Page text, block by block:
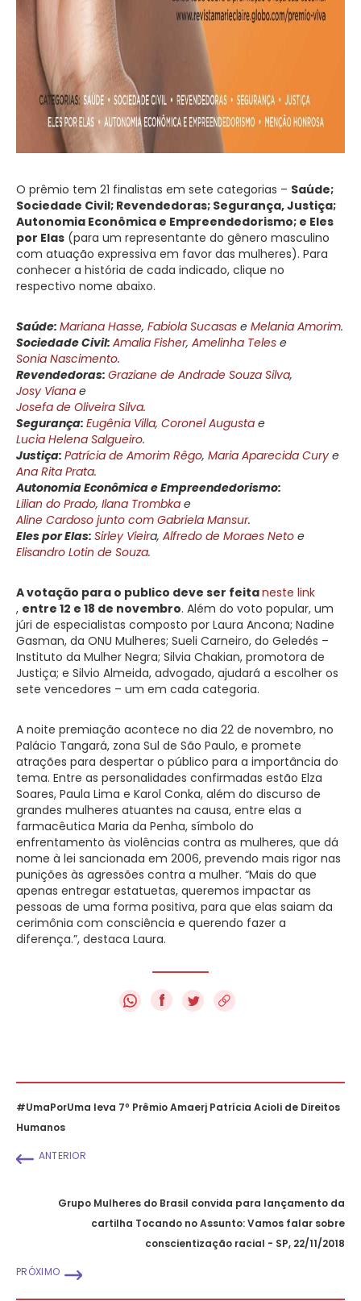
O prêmio tem 21 finalistas em sete categorias – Saúde;
Sociedade Civil; Revendedoras; Segurança, Justiça;
Autonomia Econômica e Empreendedorismo; e Eles
por Elas (para um representante do gênero masculino
com atuação expressiva em favor das mulheres). Para
conhecer a história de cada indicado, clique no
respectivo nome abaixo.
Saúde: Mariana Hasse, Fabiola Sucasas e Melania Amorim.
Sociedade Civil: Amalia Fisher, Amelinha Teles e
Sonia Nascimento.
Revendedoras: Graziane de Andrade Souza Silva,
Josy Viana e
Josefa de Oliveira Silva.
Segurança: Eugênia Villa, Coronel Augusta e
Lucia Helena Salgueiro.
Justiça: Patrícia de Amorim Rêgo, Maria Aparecida Cury e
Ana Rita Prata.
Autonomia Econômica e Empreendedorismo:
Lilian do Prado, Ilana Trombka e
Aline Cardoso junto com Gabriela Mansur.
Eles por Elas: Sirley Vieira, Alfredo de Moraes Neto e
Elisandro Lotin de Souza.
A votação para o publico deve ser feitaneste link
, entre 12 e 18 de novembro. Além do voto popular, um
júri de especialistas composto por Laura Ancona; Nadine
Gasman, da ONU Mulheres; Sueli Carneiro, do Geledés –
Instituto da Mulher Negra; Silvia Chakian, promotora de
Justiça; e Silvio Almeida, advogado, ajudará a escolher os
sete vencedores – um em cada categoria.
A noite premiação acontece no dia 22 de novembro, no
Palácio Tangará, zona Sul de São Paulo, e promete
atrações para despertar o público para a importância do
tema. Entre as personalidades confirmadas estão Elza
Soares, Paula Lima e Karol Conka, além do discurso de
grandes mulheres atuantes na causa, entre elas a
farmacêutica Maria da Penha, símbolo do
enfrentamento às violências contra as mulheres, que dá
nome à lei sancionada em 2006, prevendo mais rigor nas
punições às agressões contra a mulher. “Mais do que
apenas entregar estatuetas, queremos impactar as
pessoas de uma forma positiva, para que elas saiam da
cerimônia com consciência e querendo fazer a
diferença.”, destaca Laura.
f
#UmaPorUma leva 7º Prêmio Amaerj Patrícia Acioli de Direitos
Humanos
ANTERIOR
Grupo Mulheres do Brasil convida para lançamento da
cartilha Tocando no Assunto: Vamos falar sobre
conscientização racial - SP, 22/11/2018
PRÓXIMO